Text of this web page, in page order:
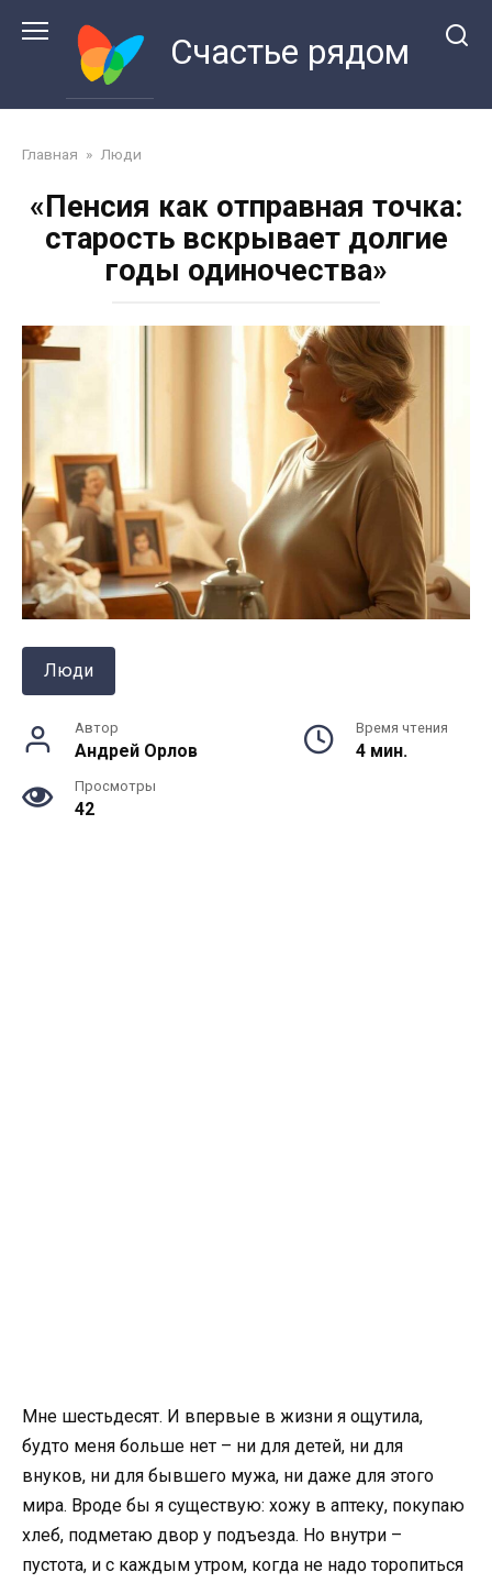
Счастье рядом
Главная » Люди
«Пенсия как отправная точка:
старость вскрывает долгие
годы одиночества»
Люди
Автор
Андрей Орлов
Время чтения
4 мин.
Просмотры
42
Мне шестьдесят. И впервые в жизни я ощутила,
будто меня больше нет – ни для детей, ни для
внуков, ни для бывшего мужа, ни даже для этого
мира. Вроде бы я существую: хожу в аптеку, покупаю
хлеб, подметаю двор у подъезда. Но внутри –
пустота, и с каждым утром, когда не надо торопиться